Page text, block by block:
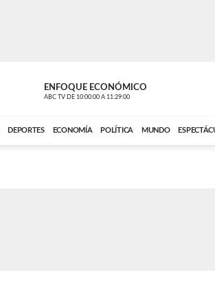
ENFOQUE ECONÓMICO
ABC TV DE 10:00:00 A 11:29:00
DEPORTES ECONOMÍA POLÍTICA MUNDO